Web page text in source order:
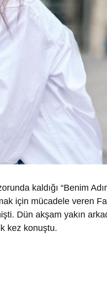
kaldığı “Benim
için mücadele veren
Dün akşam yakın
kez konuştu.